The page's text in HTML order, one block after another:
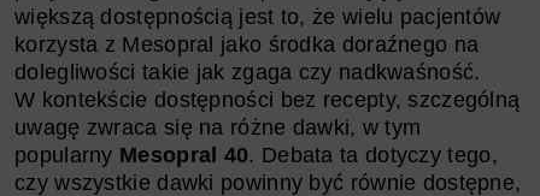
większą dostępnością jest to, że wielu pacjentów
korzysta z Mesopral jako środka doraźnego na
dolegliwości takie jak zgaga czy nadkwaśność.
W kontekście dostępności bez recepty, szczególną
uwagę zwraca się na różne dawki, w tym
popularny Mesopral 40. Debata ta dotyczy tego,
czy wszystkie dawki powinny być równie dostępne,